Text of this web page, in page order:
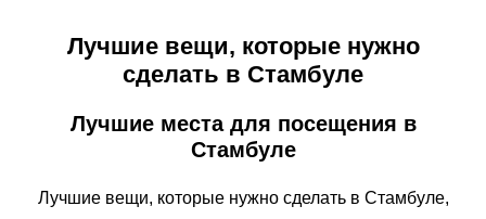
Лучшие вещи, которые нужно
сделать в Стамбуле
Лучшие места для посещения в
Стамбуле
Лучшие вещи, которые нужно сделать в Стамбуле,